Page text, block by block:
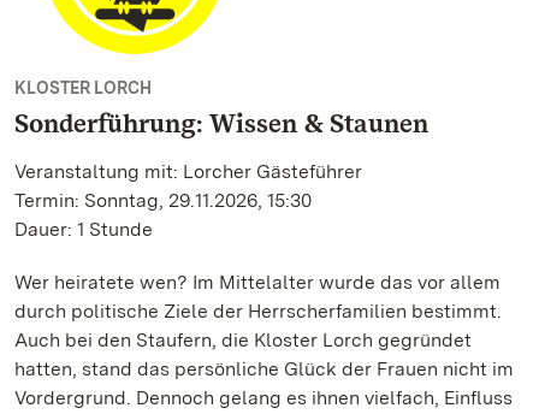
KLOSTER LORCH
Sonderführung: Wissen & Staunen
Veranstaltung mit: Lorcher Gästeführer
Termin: Sonntag, 29.11.2026, 15:30
Dauer: 1 Stunde
Wer heiratete wen? Im Mittelalter wurde das vor allem
durch politische Ziele der Herrscherfamilien bestimmt.
Auch bei den Staufern, die Kloster Lorch gegründet
hatten, stand das persönliche Glück der Frauen nicht im
Vordergrund. Dennoch gelang es ihnen vielfach, Einfluss